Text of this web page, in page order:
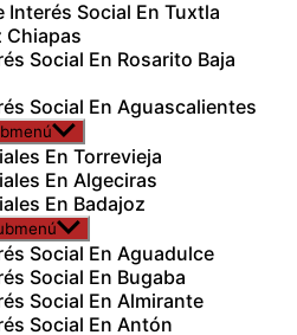
Interés Social En Tuxtla
Chiapas
Social En Rosarito Baja
Social En Aguascalientes
En Torrevieja
En Algeciras
En Badajoz
Social En Aguadulce
Social En Bugaba
Social En Almirante
Social En Antón